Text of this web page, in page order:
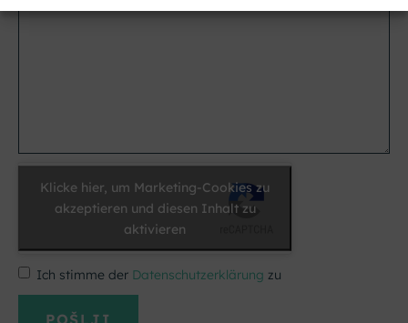
Nachricht
Klicke hier, um Marketing-Cookies zu
akzeptieren und diesen Inhalt zu
aktivieren
Ich stimme der Datenschutzerklärung zu